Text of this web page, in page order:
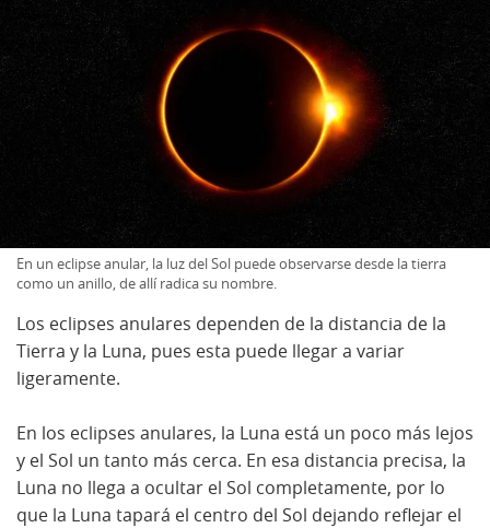
En un eclipse anular, la luz del Sol puede observarse desde la tierra
como un anillo, de allí radica su nombre.
Los eclipses anulares dependen de la distancia de la
Tierra y la Luna, pues esta puede llegar a variar
ligeramente.
En los eclipses anulares, la Luna está un poco más lejos
y el Sol un tanto más cerca. En esa distancia precisa, la
Luna no llega a ocultar el Sol completamente, por lo
que la Luna tapará el centro del Sol dejando reflejar el